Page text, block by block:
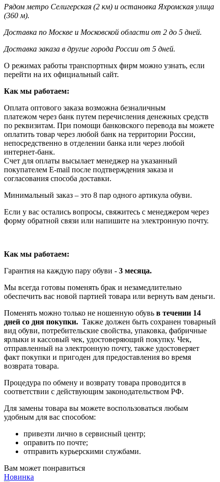
Рядом метро Селигерская (2 км) и остановка Яхромская улица
(360 м).
Доставка по Москве и Московской области от 2 до 5 дней.
Доставка заказа в другие города России от 5 дней.
О режимах работы транспортных фирм можно узнать, если
перейти на их официальный сайт.
Как мы работаем:
Оплата оптового заказа возможна безналичным
платежом через банк путем перечисления денежных средств
по реквизитам. При помощи банковского перевода вы можете
оплатить товар через любой банк на территории России,
непосредственно в отделении банка или через любой
интернет-банк.
Счет для оплаты высылает менеджер на указанный
покупателем E-mail после подтверждения заказа и
согласования способа доставки.
Минимальный заказ – это 8 пар одного артикула обуви.
Если у вас остались вопросы, свяжитесь с менеджером через
форму обратной связи или напишите на электронную почту.
Как мы работаем:
Гарантия на каждую пару обуви - 3 месяца.
Мы всегда готовы поменять брак и незамедлительно
обеспечить вас новой партией товара или вернуть вам деньги.
Поменять можно только не ношенную обувь в течении 14
дней со дня покупки. Также должен быть сохранен товарный
вид обуви, потребительские свойства, упаковка, фабричные
ярлыки и кассовый чек, удостоверяющий покупку. Чек,
отправленный на электронную почту, также удостоверяет
факт покупки и пригоден для предоставления во время
возврата товара.
Процедура по обмену и возврату товара проводится в
соответствии с действующим законодательством РФ.
Для замены товара вы можете воспользоваться любым
удобным для вас способом:
привезти лично в сервисный центр;
оправить по почте;
отправить курьерскими службами.
Вам может понравиться
Новинка